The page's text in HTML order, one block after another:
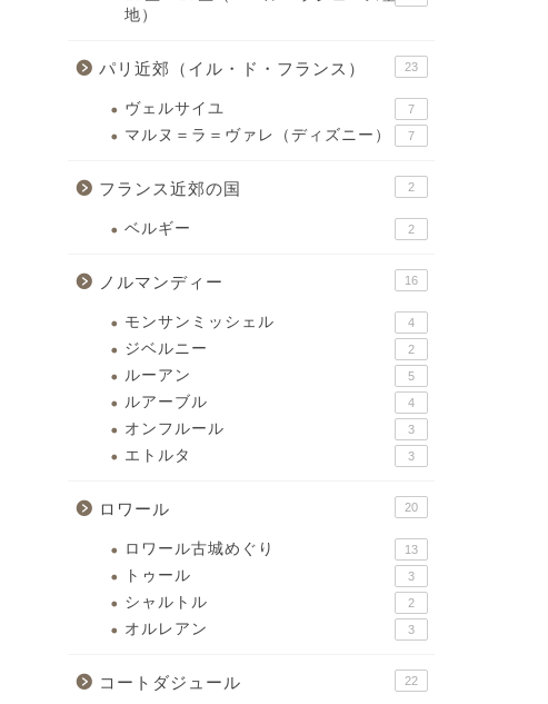
地）
パリ近郊（イル・ド・フランス） 23
ヴェルサイユ 7
マルヌ＝ラ＝ヴァレ（ディズニー） 7
フランス近郊の国 2
ベルギー 2
ノルマンディー 16
モンサンミッシェル 4
ジベルニー 2
ルーアン 5
ルアーブル 4
オンフルール 3
エトルタ 3
ロワール 20
ロワール古城めぐり 13
トゥール 3
シャルトル 2
オルレアン 3
コートダジュール 22